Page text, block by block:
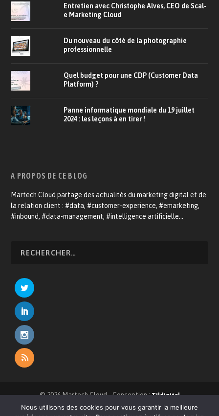
Entretien avec Christophe Alves, CEO de Scal-
e Marketing Cloud
Du nouveau du côté de la photographie
professionnelle
Quel budget pour une CDP (Customer Data
Platform) ?
Panne informatique mondiale du 19 juillet
2024 : les leçons à en tirer !
A PROPOS DE CE BLOG
Martech.Cloud partage des actualités du marketing digital et de
la relation client : #data, #customer-experience, #emarketing,
#inbound, #data-management, #intelligence artificielle…
© 2026 Martech.Cloud - Conception :Tildigital
À propos CRM E-commerce Relation client
Nous utilisons des cookies pour vous garantir la meilleure